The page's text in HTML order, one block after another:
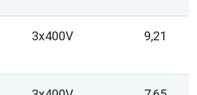
3x400V 9,21